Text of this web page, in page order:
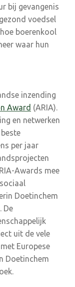
bij gevangenis
voedsel
boerenkool
waar hun
inzending
Award (ARIA).
en netwerken
per jaar
Awards mee
Doetinchem
De
uit de vele
Europese
Doetinchem